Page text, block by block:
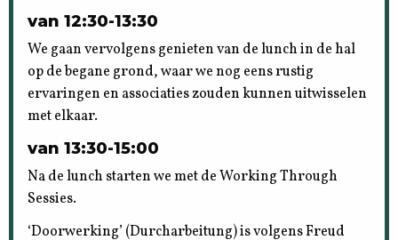
van 12:30-13:30
We gaan vervolgens genieten van de lunch in de hal
op de begane grond, waar we nog eens rustig
ervaringen en associaties zouden kunnen uitwisselen
met elkaar.
van 13:30-15:00
Na de lunch starten we met de Working Through
Sessies.
‘Doorwerking’ (Durcharbeitung) is volgens Freud